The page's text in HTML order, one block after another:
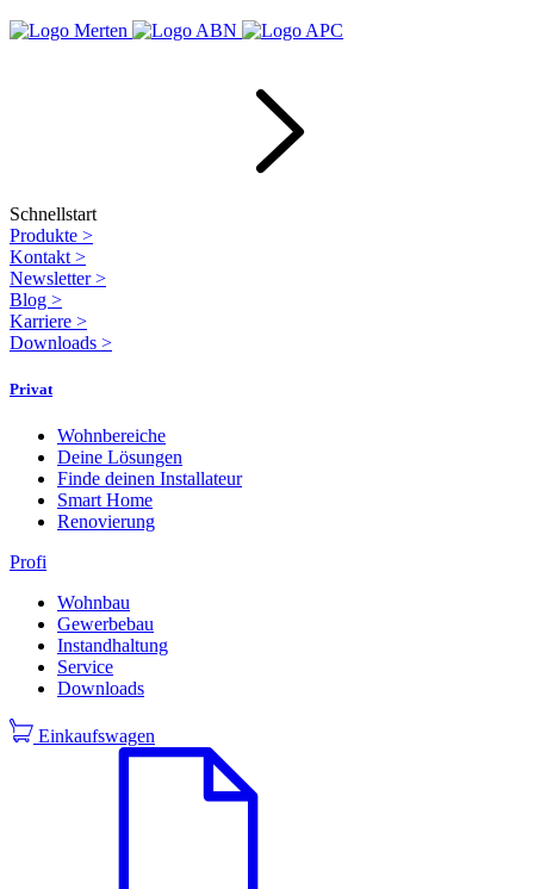
Schnellstart
Produkte >
Kontakt >
Newsletter>
Blog >
Karriere >
Downloads >
Privat
Wohnbereiche
Deine Lösungen
Finde deinen Installateur
Smart Home
Renovierung
Profi
Wohnbau
Gewerbebau
Instandhaltung
Service
Downloads
Einkaufswagen